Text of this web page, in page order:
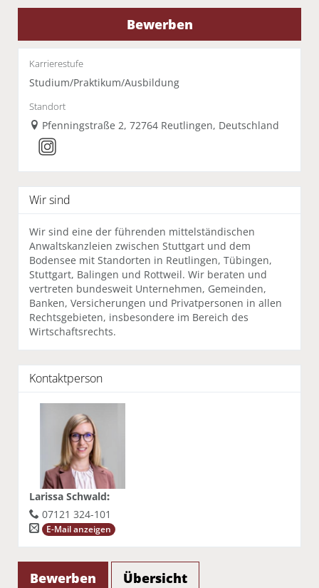
Bewerben
Karrierestufe
Studium/Praktikum/Ausbildung
Standort
Pfenningstraße 2, 72764 Reutlingen, Deutschland
Wir sind
Wir sind eine der führenden mittelständischen
Anwaltskanzleien zwischen Stuttgart und dem
Bodensee mit Standorten in Reutlingen, Tübingen,
Stuttgart, Balingen und Rottweil. Wir beraten und
vertreten bundesweit Unternehmen, Gemeinden,
Banken, Versicherungen und Privatpersonen in allen
Rechtsgebieten, insbesondere im Bereich des
Wirtschaftsrechts.
Kontaktperson
Larissa Schwald:
07121 324-101
E-Mail anzeigen
Bewerben Übersicht